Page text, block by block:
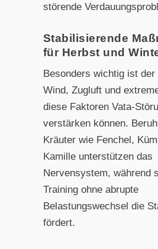
störende
Stabilisierende
für Herbst und
Besonders wichtig ist
Wind, Zugluft und
diese Faktoren Vata-
verstärken können.
Kräuter wie Fenchel,
Kamille unterstützen das
Nervensystem, während
Training ohne abrupte
Belastungswechsel die
fördert.